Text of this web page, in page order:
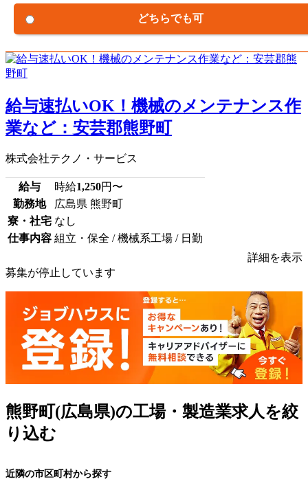
どちらでも可
給与速払いOK！機械のメンテナンス作
業など：安芸郡熊野町
株式会社テクノ・サービス
給与 時給1,250円〜
勤務地
広島県 熊野町
寮・社宅 なし
仕事内容 組立・保全 / 機械系工場 / 日勤
詳細を表示
募集が停止しています
熊野町(広島県)の工場・製造業求人を絞
り込む
近隣の市区町村から探す